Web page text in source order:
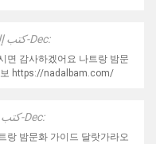
كتب إلى 01:06 10-Dec:
면 감사하겠어요 나트랑 밤문
보 https://nadalbam.com/
كتب إلى 23:50 03-Dec:
랑 밤문화 가이드 달랏가라오